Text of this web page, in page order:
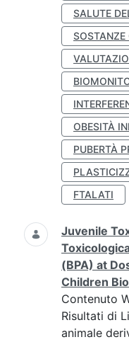
SALUTE
SOSTANZE
OBESITÀ
PUBERTÀ
FTALATI
Juvenile
(BPA) at
Children
Contenuto
Risultati di
animale